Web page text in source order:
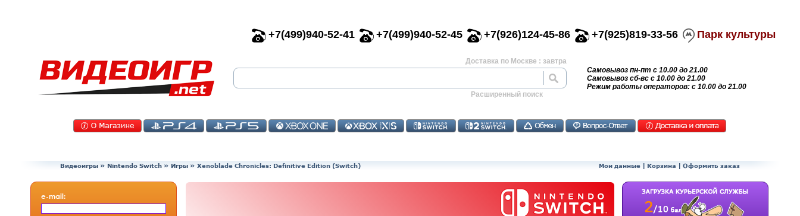
+7(499)940-52-41 +7(499)940-52-45 +7(926)124-45-86 +7(925)819-33-56 Парк культуры
Доставка по Москве : завтра
Расширенный поиск
Самовывоз пн-пт с 10.00 до 21.00
Самовывоз сб-вс с 10.00 до 21.00
Режим работы операторов: с 10.00 до 21.00
Видеоигры » Nintendo Switch » Игры » Xenoblade Chronicles: Definitive Edition (Switch) Мои данные | Корзина | Оформить заказ
e-mail: